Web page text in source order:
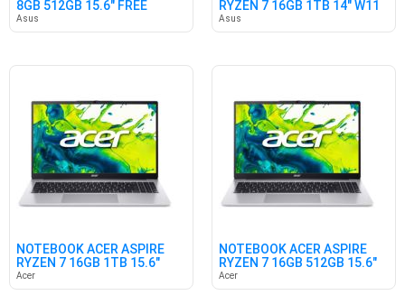
8GB 512GB 15.6" FREE
Asus
RYZEN 7 16GB 1TB 14" W11
Asus
NOTEBOOK ACER ASPIRE
RYZEN 7 16GB 1TB 15.6"
W11
Acer
NOTEBOOK ACER ASPIRE
RYZEN 7 16GB 512GB 15.6"
W11
Acer